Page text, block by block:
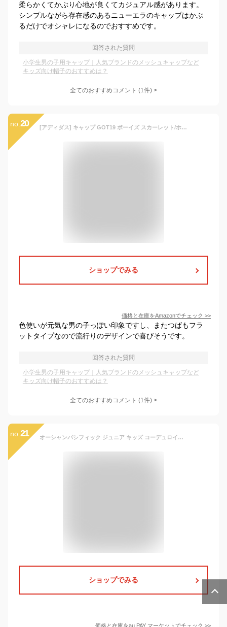
柔らかくてかぶり心地が良くてカジュアル感があります。
シンプルながら存在感のあるニューエラのキャップはかぶ
るだけでオシャレになるのでおすすめです。
回答された質問
小学生男の子用キャップ｜人気ブランドのメッシュキャップなど
キッズ向け帽子のおすすめは？
全てのおすすめコメント (1件) >
no. 20 [アディダス] キャップ GOT19 ボーイズ スカーレット/ホワイト(GL8649) 54.0-57.0 cm
ショップでみる
価格と在庫をAmazonでチェック >>
色使いが元気な男の子っぽい印象ですし、またつばもフラ
ットタイプなので流行りのデザインで喜びそうです。
回答された質問
小学生男の子用キャップ｜人気ブランドのメッシュキャップなど
キッズ向け帽子のおすすめは？
全てのおすすめコメント (1件) >
no. 21 オーシャンパシフィック ジュニア キッズ コーデュロイキャップ 帽子 カジュアル 送料無料 Ocean Pacific OP 580904
ショップでみる
価格と在庫をau PAY マーケット でチェック >>